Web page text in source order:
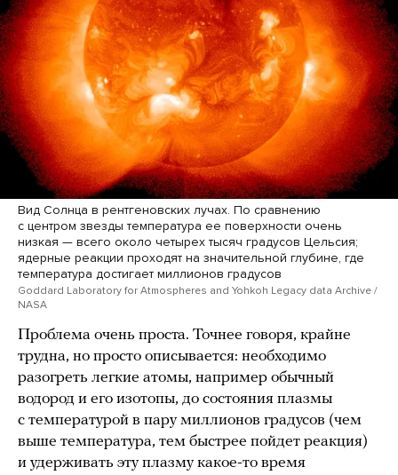
Вид Солнца в рентгеновских лучах. По сравнению
с центром звезды температура ее поверхности очень
низкая — всего около четырех тысяч градусов Цельсия;
ядерные реакции проходят на значительной глубине, где
температура достигает миллионов градусов
Goddard Laboratory for Atmospheres and Yohkoh Legacy data Archive /
NASA
Проблема очень проста. Точнее говоря, крайне
трудна, но просто описывается: необходимо
разогреть легкие атомы, например обычный
водород и его изотопы, до состояния плазмы
с температурой в пару миллионов градусов (чем
выше температура, тем быстрее пойдет реакция)
и удерживать эту плазму какое-то время